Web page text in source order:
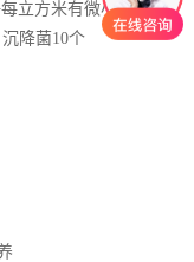
立方米有微小灰尘
降菌10个